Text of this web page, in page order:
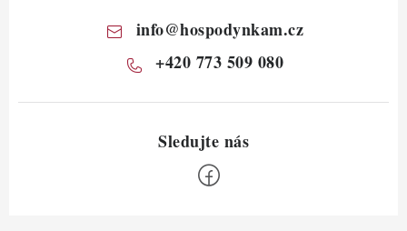
info@hospodynkam.cz
+420 773 509 080